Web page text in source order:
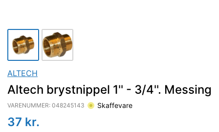
ALTECH
Altech brystnippel 1'' - 3/4''. Messing
VARENUMMER: 048245143 Skaffevare
37 kr.